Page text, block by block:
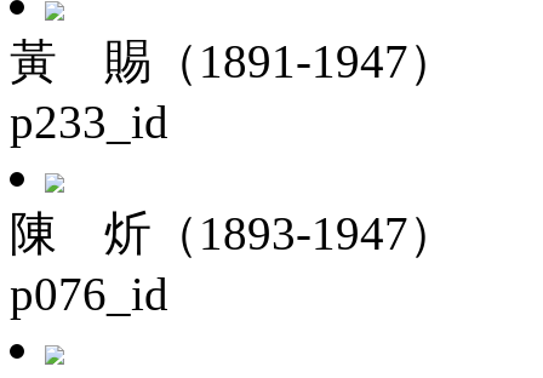
黃 賜（1891-1947）
p233_id
陳 炘（1893-1947）
p076_id